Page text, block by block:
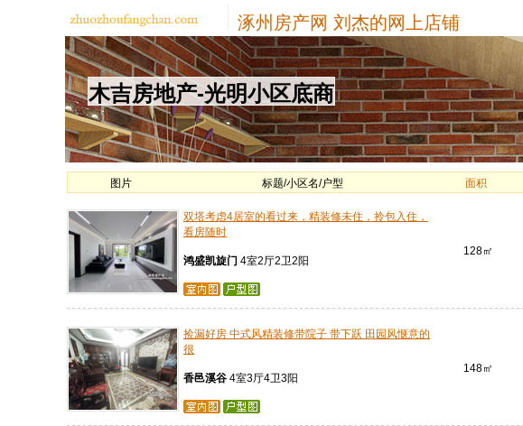
涿州房产网 刘杰的网上店铺
木吉房地产-光明小区底商
图片 标题/小区名/户型 面积
双塔考虑4居室的看过来，精装修未住，拎包入住，
看房随时
鸿盛凯旋门 4室2厅2卫2阳
128㎡
捡漏好房 中式风精装修带院子 带下跃 田园风惬意的
很
香邑溪谷 4室3厅4卫3阳
148㎡